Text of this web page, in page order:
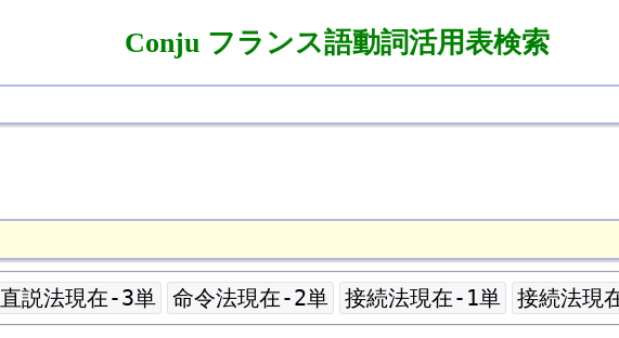
Conju フランス語動詞活用表検索
直説法現在-3単 命令法現在-2単 接続法現在-1単 接続法現